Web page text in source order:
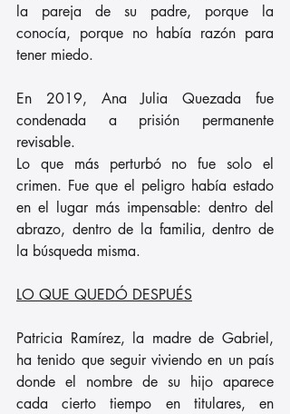
la pareja de su padre, porque la
conocía, porque no había razón para
tener miedo.
En 2019, Ana Julia Quezada fue
condenada a prisión permanente
revisable.
Lo que más perturbó no fue solo el
crimen. Fue que el peligro había estado
en el lugar más impensable: dentro del
abrazo, dentro de la familia, dentro de
la búsqueda misma.
LO QUE QUEDÓ DESPUÉS
Patricia Ramírez, la madre de Gabriel,
ha tenido que seguir viviendo en un país
donde el nombre de su hijo aparece
cada cierto tiempo en titulares, en